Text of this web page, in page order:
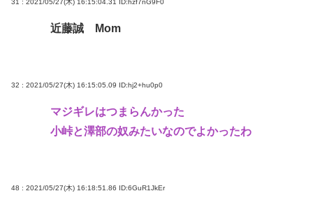
31 : 2021/05/27(木) 16:15:04.31 ID:hzf7nG9F0
近藤誠 Mom
32 : 2021/05/27(木) 16:15:05.09 ID:hj2+hu0p0
マジギレはつまらんかった
小峠と澤部の奴みたいなのでよかったわ
48 : 2021/05/27(木) 16:18:51.86 ID:6GuR1JkEr